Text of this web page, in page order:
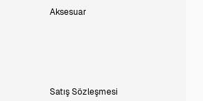
Aksesuar
Satış Sözleşmesi